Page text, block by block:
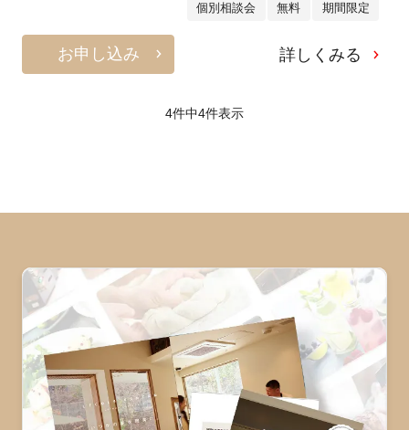
個別相談会 無料 期間限定
お申し込み 詳しくみる
4件中4件表示